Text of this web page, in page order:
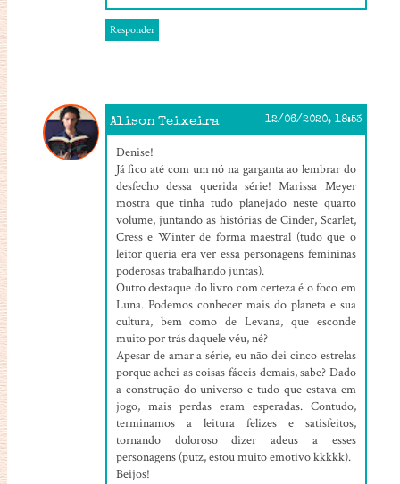
Responder
Alison Teixeira 12/06/2020, 18:53
Denise!
Já fico até com um nó na garganta ao lembrar do
desfecho dessa querida série! Marissa Meyer
mostra que tinha tudo planejado neste quarto
volume, juntando as histórias de Cinder, Scarlet,
Cress e Winter de forma maestral (tudo que o
leitor queria era ver essa personagens femininas
poderosas trabalhando juntas).
Outro destaque do livro com certeza é o foco em
Luna. Podemos conhecer mais do planeta e sua
cultura, bem como de Levana, que esconde
muito por trás daquele véu, né?
Apesar de amar a série, eu não dei cinco estrelas
porque achei as coisas fáceis demais, sabe? Dado
a construção do universo e tudo que estava em
jogo, mais perdas eram esperadas. Contudo,
terminamos a leitura felizes e satisfeitos,
tornando doloroso dizer adeus a esses
personagens (putz, estou muito emotivo kkkkk).
Beijos!